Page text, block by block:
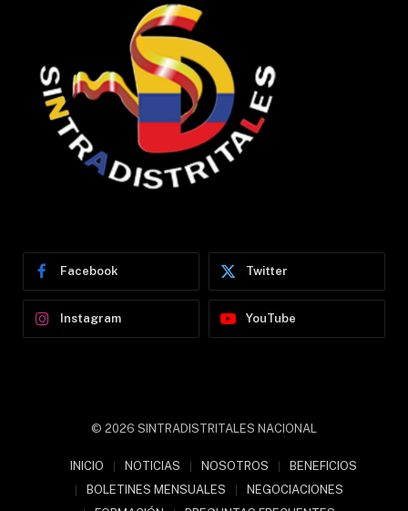
Facebook Twitter
Instagram YouTube
© 2026 SINTRADISTRITALES NACIONAL
INICIO NOTICIAS NOSOTROS
BENEFICIOS
BOLETINES MENSUALES
NEGOCIACIONES